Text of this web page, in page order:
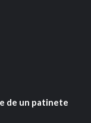
de un patinete